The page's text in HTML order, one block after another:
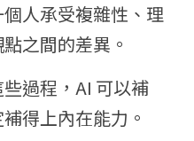
人承受複雜性、理
之間的差異。
過程，AI 可以補
得上內在能力。